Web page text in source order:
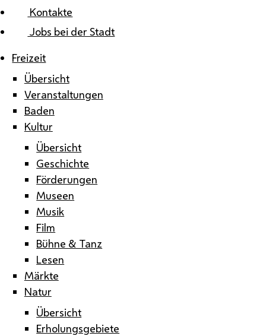
Kontakte
Jobs bei der Stadt
Freizeit
Übersicht
Veranstaltungen
Baden
Kultur
Übersicht
Geschichte
Förderungen
Museen
Musik
Film
Bühne & Tanz
Lesen
Märkte
Natur
Übersicht
Erholungsgebiete